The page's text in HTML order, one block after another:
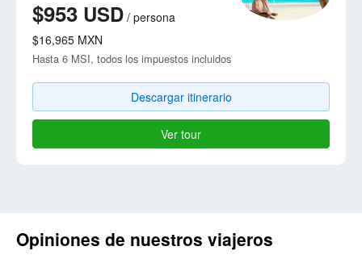
$953 USD / persona
$16,965 MXN
Hasta 6 MSI, todos los impuestos incluidos
Descargar itinerario
Ver tour
Opiniones de nuestros viajeros